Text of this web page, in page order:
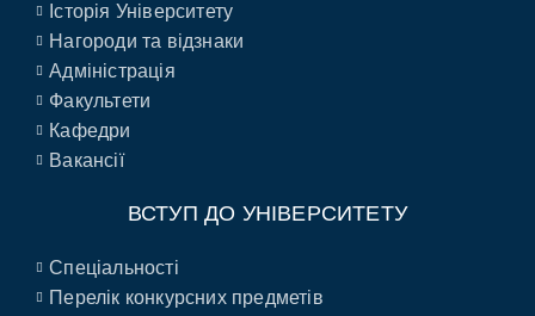
Історія Університету
Нагороди та відзнаки
Адміністрація
Факультети
Кафедри
Вакансії
ВСТУП ДО УНІВЕРСИТЕТУ
Спеціальності
Перелік конкурсних предметів